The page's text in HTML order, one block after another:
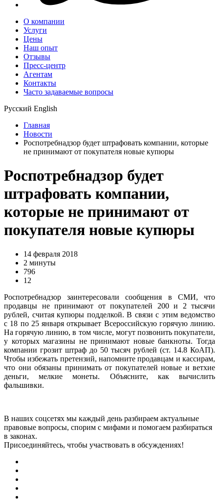
О компании
Услуги
Цены
Наш опыт
Отзывы
Пресс-центр
Агентам
Контакты
Часто задаваемые вопросы
Русский English
Главная
Новости
Роспотребнадзор будет штрафовать компании, которые
не принимают от покупателя новые купюры
Роспотребнадзор будет
штрафовать компании,
которые не принимают от
покупателя новые купюры
14 февраля 2018
2 минуты
796
12
Роспотребнадзор заинтересовали сообщения в СМИ, что
продавцы не принимают от покупателей 200 и 2 тысячи
рублей, считая купюры подделкой. В связи с этим ведомство
с 18 по 25 января открывает Всероссийскую горячую линию.
На горячую линию, в том числе, могут позвонить покупатели,
у которых магазины не принимают новые банкноты. Тогда
компании грозит штраф до 50 тысяч рублей (ст. 14.8 КоАП).
Чтобы избежать претензий, напомните продавцам и кассирам,
что они обязаны принимать от покупателей новые и ветхие
деньги, мелкие монеты. Объясните, как вычислить
фальшивки.
В наших соцсетях мы каждый день разбираем актуальные
правовые вопросы, спорим с мифами и помогаем разбираться
в законах.
Присоединяйтесь, чтобы участвовать в обсуждениях!